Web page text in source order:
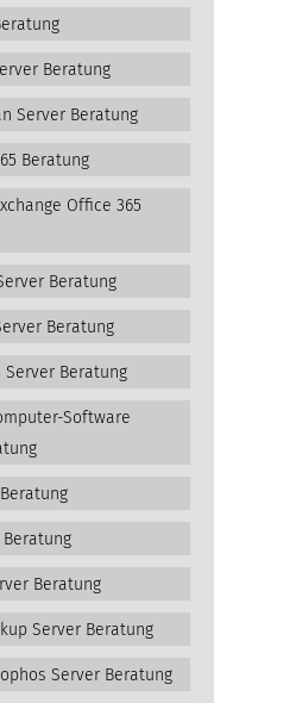
Beratung
Server Beratung
Beratung
Office 365
Beratung
Beratung
Server Beratung
Software
Beratung
Beratung
Server Beratung
Server Beratung